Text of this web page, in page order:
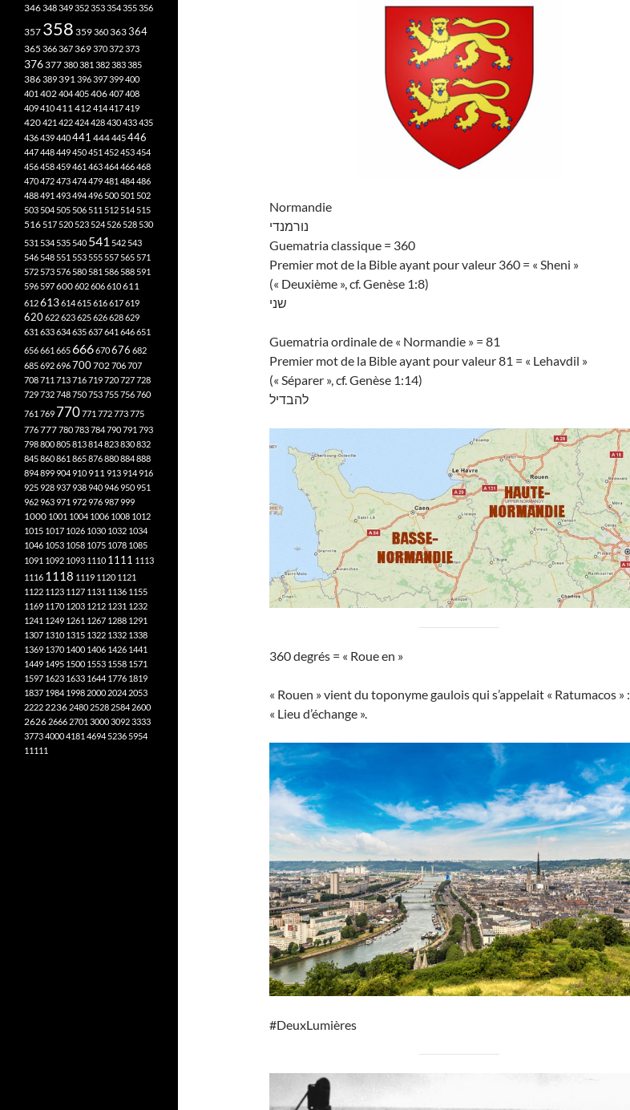
Normandie
נורמנדי
Guematria classique = 360
Premier mot de la Bible ayant pour valeur 360 = « Sheni »
(« Deuxième », cf. Genèse 1:8)
שני
Guematria ordinale de « Normandie » = 81
Premier mot de la Bible ayant pour valeur 81 = « Lehavdil »
(« Séparer », cf. Genèse 1:14)
להבדיל
360 degrés = « Roue en »
« Rouen » vient du toponyme gaulois qui s’appelait « Ratumacos » :
« Lieu d’échange ».
#DeuxLumières
346348349352353354355356
357 358 359360363364
365 366367369370372373
376377380381 382383385
386389391396397399400
401 402404405406407408
409410411 412414417419
420421 422424428430433435
436439440441 444445446
447448449450451 452453454
456458459461 463464466468
470472473474479481 484486
488491 493494496 500 501 502
503 504 505 506 511 512 514 515
516 517 520 523 524 526 528 530
531 534 535 540 541 542 543
546 548 551 553 555 557 565 571
572 573 576 580 581 586 588 591
596 597600602606610611
612613614615616617619
620622623625626628629
631 633634635637641 646651
656661 665666670676 682
685692696700702706707
708711 713716719720727728
729732748750753755756760
761 769 770771 772773775
776777780783784790791 793
798800805813814823830832
845860861 865876880884888
894899904910 911 913914916
925928937938940946950951
962963971 972976987999
1000 1001 1004 1006 1008 1012
1015 1017 1026 1030 1032 1034
1046 1053 1058 1075 1078 1085
1091 1092 1093 1110 1111 1113
1116 1118 1119 1120 1121
1122 1123 1127 1131 1136 1155
1169 1170 1203 1212 1231 1232
1241 1249 1261 1267 1288 1291
1307 1310 1315 1322 1332 1338
1369 1370 1400 1406 1426 1441
1449 1495 1500 1553 1558 1571
1597 1623 1633 1644 1776 1819
1837 1984 1998 2000 2024 2053
2222 2236 2480 2528 2584 2600
2626 2666 2701 300030923333
377340004181 4694 5236 5954
11111